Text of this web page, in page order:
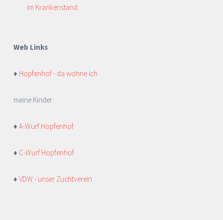
im Krankenstand
Web Links
♦ Hopfenhof - da wohne ich
meine Kinder:
♦ A-Wurf Hopfenhof
♦ C-Wurf Hopfenhof
♦ VDW - unser Zuchtverein